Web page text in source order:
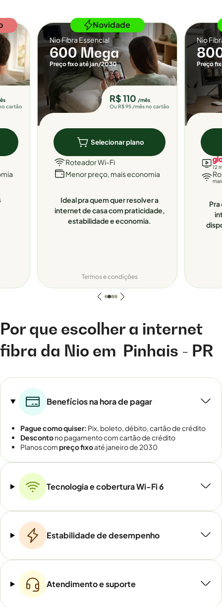
cartão
Novidade
Nio Fibra Essencial
600 Mega
Preço fixo até jan/2030
R$ 110 /mês
Ou R$ 95 /mês no cartão
Selecionar plano
Roteador Wi-Fi
Menor preço, mais economia
Ideal pra quem quer resolver a
internet de casa com praticidade,
estabilidade e economia.
Termos e condições
Nio
Preço
12
Por que escolher a internet
fibra da Nio em Pinhais - PR
Benefícios na hora de pagar
Pague como quiser: Pix, boleto, débito, cartão de crédito
Descontono pagamento com cartão de crédito
Planos compreço fixoaté janeiro de 2030
Tecnologia e cobertura Wi-Fi 6
Estabilidade de desempenho
Atendimento e suporte